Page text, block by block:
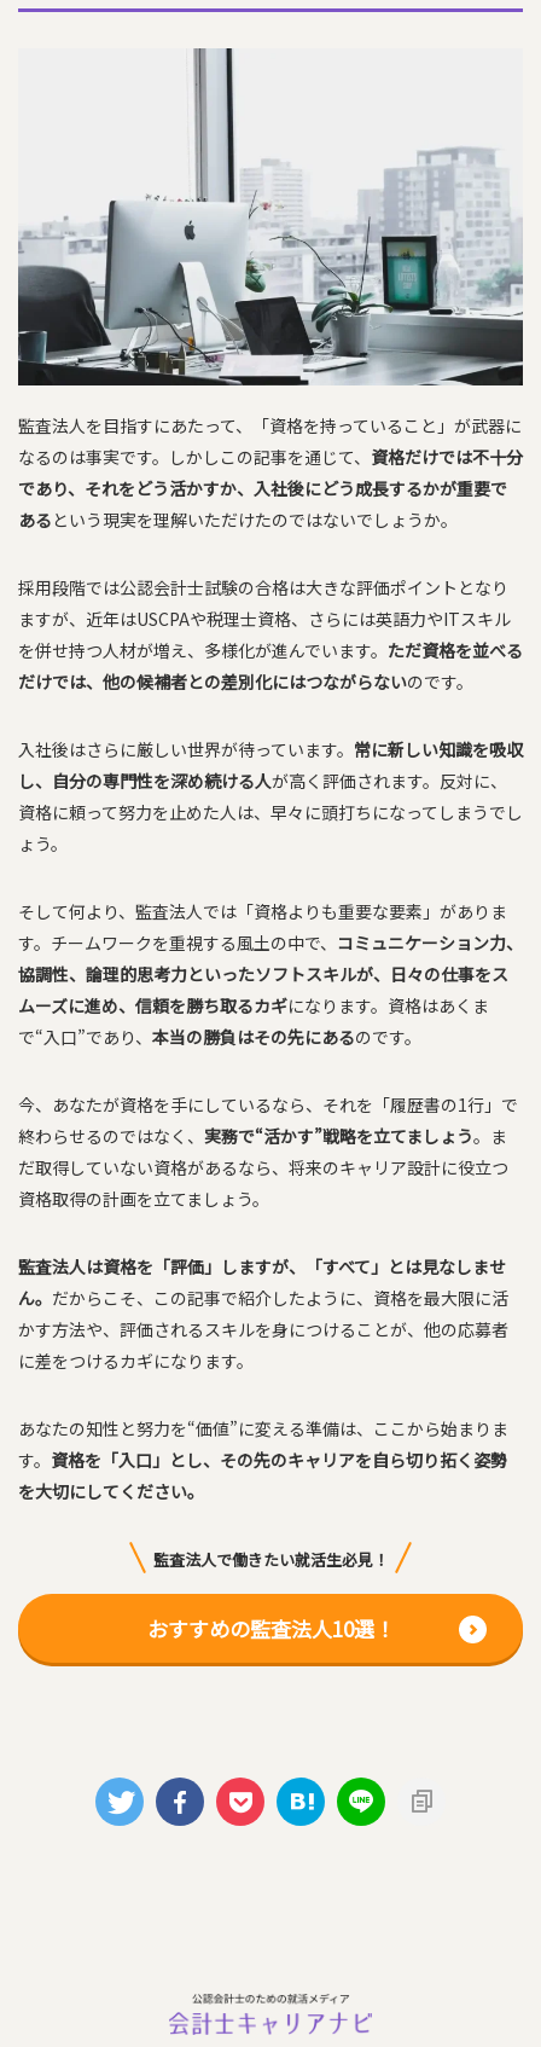
監査法人を目指すにあたって、「資格を持っていること」が武器に
なるのは事実です。しかしこの記事を通じて、 資格だけでは不十分
であり、それをどう活かすか、入社後にどう成長するかが重要で
あるという現実を理解いただけたのではないでしょうか。
採用段階では公認会計士試験の合格は大きな評価ポイントとなり
ますが、近年はUSCPAや税理士資格、さらには英語力やITスキル
を併せ持つ人材が増え、多様化が進んでいます。 ただ資格を並べる
だけでは、他の候補者との差別化にはつながらないのです。
入社後はさらに厳しい世界が待っています。 常に新しい知識を吸収
し、自分の専門性を深め続ける人が高く評価されます。反対に、
資格に頼って努力を止めた人は、早々に頭打ちになってしまうでし
ょう。
そして何より、監査法人では「資格よりも重要な要素」がありま
す。チームワークを重視する風土の中で、 コミュニケーション力、
協調性、論理的思考力といったソフトスキルが、日々の仕事をス
ムーズに進め、信頼を勝ち取るカギになります。資格はあくま
で“入口”であり、 本当の勝負はその先にあるのです。
今、あなたが資格を手にしているなら、それを「履歴書の1行」で
終わらせるのではなく、 実務で“活かす”戦略を立てましょう。ま
だ取得していない資格があるなら、将来のキャリア設計に役立つ
資格取得の計画を立てましょう。
監査法人は資格を「評価」しますが、「すべて」とは見なしませ
ん。 だからこそ、この記事で紹介したように、資格を最大限に活
かす方法や、評価されるスキルを身につけることが、他の応募者
に差をつけるカギになります。
あなたの知性と努力を“価値”に変える準備は、ここから始まりま
す。 資格を「入口」とし、その先のキャリアを自ら切り拓く姿勢
を大切にしてください。
監査法人で働きたい就活生必見！
おすすめの監査法人10選！